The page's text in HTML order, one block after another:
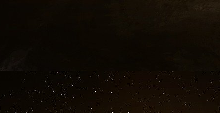
que du dollar, ce qui veut dire que le dollar
L’étape finale est bien entendu que le dollar
traduira par une fuite devant la monnaie et